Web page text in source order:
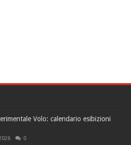
Volo: calendario esibizioni
0